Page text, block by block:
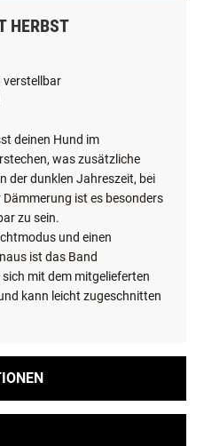
HERBST
verstellbar
deinen Hund im
was zusätzliche
der dunklen Jahreszeit, bei
ist es besonders
zu sein.
und einen
ist das Band
mit dem mitgelieferten
kann leicht zugeschnitten